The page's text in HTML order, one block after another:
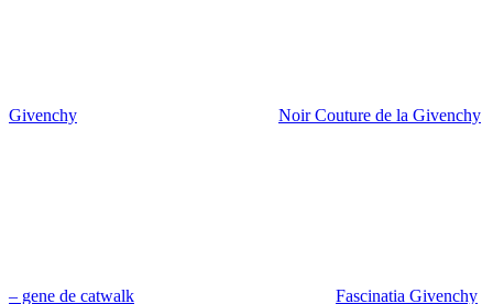
Givenchy Noir Couture de la Givenchy
– gene de catwalk
Fascinatia Givenchy